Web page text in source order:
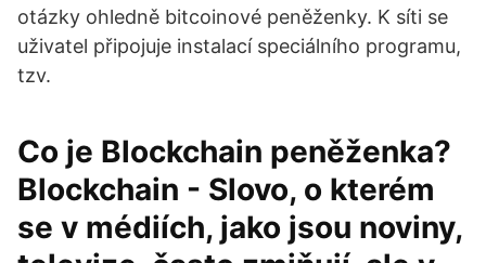
otázky ohledně bitcoinové peněženky. K síti se
uživatel připojuje instalací speciálního programu,
tzv.
Co je Blockchain peněženka?
Blockchain - Slovo, o kterém
se v médiích, jako jsou noviny,